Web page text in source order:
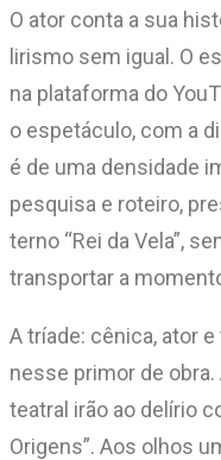
O ator conta a sua
lirismo sem igual. O
na plataforma do
o espetáculo, com a
é de uma densidade
pesquisa e roteiro,
terno “Rei da Vela”,
transportar a
A tríade: cênica, ator
nesse primor de
teatral irão ao delírio
Origens”. Aos olhos